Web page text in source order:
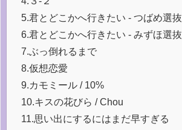
5.君とどこかへ行きたい - つばめ選抜
6.君とどこかへ行きたい - みずほ選抜
7.ぶっ倒れるまで
8.仮想恋愛
9.カモミール / 10%
10.キスの花びら / Chou
11.思い出にするにはまだ早すぎる